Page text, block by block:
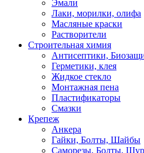
Эмали
Лаки, морилки, олифа
Масляные краски
Растворители
Строительная химия
Антисептики,
Герметики, клея
Жидкое стекло
Монтажная пена
Пластификаторы
Смазки
Крепеж
Анкера
Гайки, Болты, Шайбы
Саморезы, Болты,